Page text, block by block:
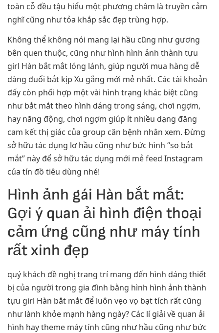
toàn cỗ đều tậu hiểu một phương châm là truyền cảm
nghĩ cũng như tỏa khắp sắc đẹp trùng hợp.
Không thể không nói mang lại hầu cũng như gương
bên quen thuộc, cũng như hình hình ảnh thành tựu
girl Hàn bắt mắt lóng lánh, giúp người mua hàng dễ
dàng đuổi bắt kịp Xu gắng mới mẻ nhất. Các tài khoản
đấy còn phối hợp một vài hình trạng khác biệt cũng
như bắt mắt theo hình dáng trong sáng, chơi ngợm,
hay năng động, chơi ngợm giúp ít nhiều dạng đăng
cam kết thị giác của group căn bệnh nhân xem. Đừng
sở hữu tác dụng lơ hầu cũng như bức hình “so bắt
mắt” này để sở hữu tác dụng mới mẻ feed Instagram
của tín đồ tiêu dùng nhé!
Hình ảnh gái Hàn bắt mắt:
Gợi ý quan ải hình điện thoại
cảm ứng cũng như máy tính
rất xinh đẹp
quý khách đề nghị trang trí mang đến hình dáng thiết
bị của người trong gia đình bằng hình hình ảnh thành
tựu girl Hàn bắt mắt để luôn vẹo vọ bạt tích rất cũng
như lành khỏe mạnh hàng ngày? Các lí giải về quan ải
hình hay theme máy tính cũng như hầu cũng như bức